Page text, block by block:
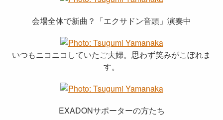
会場全体で新曲？「エクサドン音頭」演奏中
いつもニコニコしていたご夫婦。思わず笑みがこぼれま
す。
EXADONサポーターの方たち